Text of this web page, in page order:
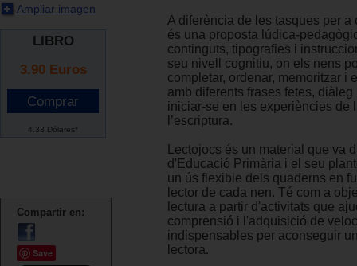
Ampliar imagen
LIBRO
3.90 Euros
4.33 Dólares*
Compartir en:
Save
A diferència de les tasques per a
és una proposta lúdica-
continguts, tipografies i
seu nivell cognitiu, on els nens
completar, ordenar, memoritzar i
amb diferents frases fetes, diàleg
iniciar-se en les experiències de
l’escriptura.
Lectojocs és un material que va
d'Educació Primària i el seu
un ús flexible dels quaderns en
lector de cada nen. Té com a
lectura a partir d'activitats que
comprensió i l'adquisició de
indispensables per aconseguir
lectora.